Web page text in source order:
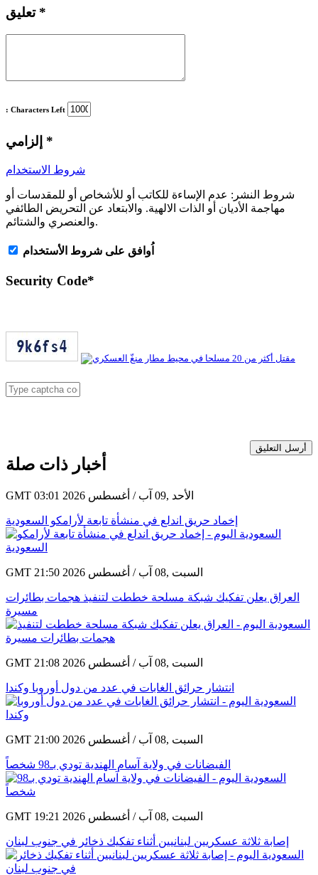
تعليق *
: Characters Left
*
شروط الاستخدام
شروط النشر: عدم الإساءة للكاتب أو للأشخاص أو للمقدسات أو
مهاجمة الأديان أو الذات الالهية. والابتعاد عن التحريض الطائفي
والعنصري والشتائم.
اُوافق على شروط الأستخدام
Security Code*
أرسل التعليق
أخبار ذات صلة
GMT 03:01 2026 الأحد ,09 آب / أغسطس
إخماد حريق اندلع في منشأة تابعة لأرامكو السعودية
GMT 21:50 2026 السبت ,08 آب / أغسطس
العراق يعلن تفكيك شبكة مسلحة خططت لتنفيذ هجمات بطائرات
مسيرة
GMT 21:08 2026 السبت ,08 آب / أغسطس
انتشار حرائق الغابات في عدد من دول أوروبا وكندا
GMT 21:00 2026 السبت ,08 آب / أغسطس
الفيضانات في ولاية آسام الهندية تودي بـ98 شخصاً
GMT 19:21 2026 السبت ,08 آب / أغسطس
إصابة ثلاثة عسكريين لبنانيين أثناء تفكيك ذخائر في جنوب لبنان